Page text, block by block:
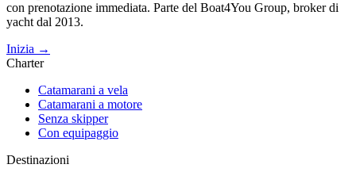
con prenotazione immediata. Parte del Boat4You Group, broker di
yacht dal 2013.
Inizia →
Charter
Catamarani a vela
Catamarani a motore
Senza skipper
Con equipaggio
Destinazioni